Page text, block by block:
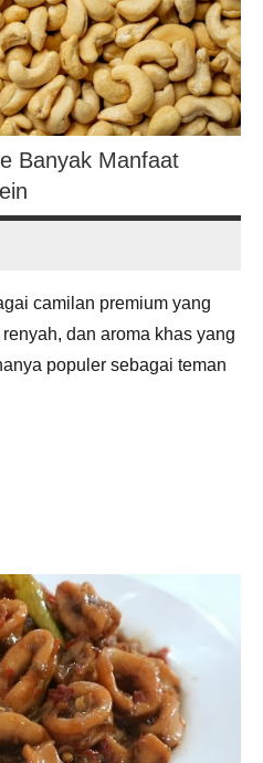
Banyak Manfaat
camilan premium yang
dan aroma khas yang
populer sebagai teman